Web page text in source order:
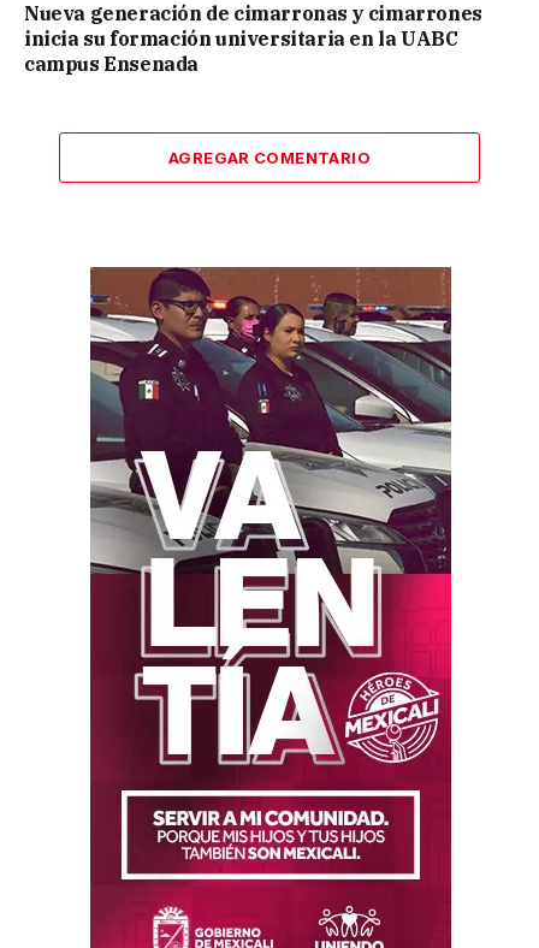
Nueva generación de cimarronas y cimarrones
inicia su formación universitaria en la UABC
campus Ensenada
AGREGAR COMENTARIO